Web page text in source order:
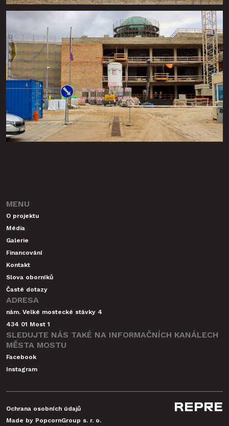
MENU
O projektu
Média
Galerie
Financování
Kontakt
Slova oborníků
Časté dotazy
ADRESA
nám. Velké mostecké stávky 4
434 01 Most 1
SLEDUJTE NÁS TAKÉ NA INFORMAČNÍCH KANÁLECH
MĚSTA MOSTU
Facebook
Instagram
Ochrana osobních údajů REPRE
Made by PopcornGroup s. r. o.